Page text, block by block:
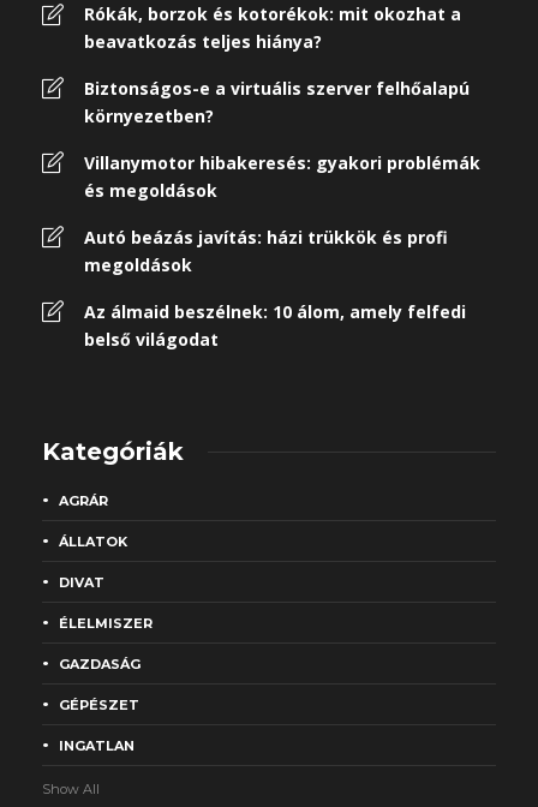
Rókák, borzok és kotorékok: mit okozhat a
beavatkozás teljes hiánya?
Biztonságos-e a virtuális szerver felhőalapú
környezetben?
Villanymotor hibakeresés: gyakori problémák
és megoldások
Autó beázás javítás: házi trükkök és profi
megoldások
Az álmaid beszélnek: 10 álom, amely felfedi
belső világodat
Kategóriák
AGRÁR
ÁLLATOK
DIVAT
ÉLELMISZER
GAZDASÁG
GÉPÉSZET
INGATLAN
Show All